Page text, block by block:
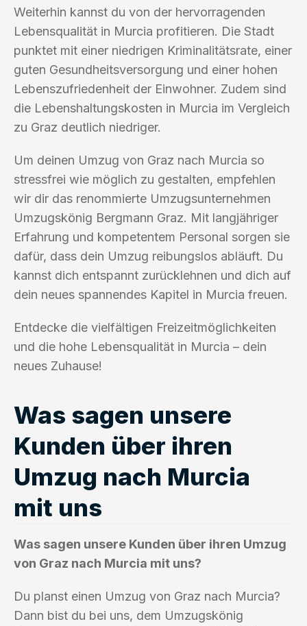
Weiterhin kannst du von der hervorragenden
Lebensqualität in Murcia profitieren. Die Stadt
punktet mit einer niedrigen Kriminalitätsrate, einer
guten Gesundheitsversorgung und einer hohen
Lebenszufriedenheit der Einwohner. Zudem sind
die Lebenshaltungskosten in Murcia im Vergleich
zu Graz deutlich niedriger.
Um deinen Umzug von Graz nach Murcia so
stressfrei wie möglich zu gestalten, empfehlen
wir dir das renommierte Umzugsunternehmen
Umzugskönig Bergmann Graz. Mit langjähriger
Erfahrung und kompetentem Personal sorgen sie
dafür, dass dein Umzug reibungslos abläuft. Du
kannst dich entspannt zurücklehnen und dich auf
dein neues spannendes Kapitel in Murcia freuen.
Entdecke die vielfältigen Freizeitmöglichkeiten
und die hohe Lebensqualität in Murcia – dein
neues Zuhause!
Was sagen unsere
Kunden über ihren
Umzug nach Murcia
mit uns
Was sagen unsere Kunden über ihren Umzug
von Graz nach Murcia mit uns?
Du planst einen Umzug von Graz nach Murcia?
Dann bist du bei uns, dem Umzugskönig